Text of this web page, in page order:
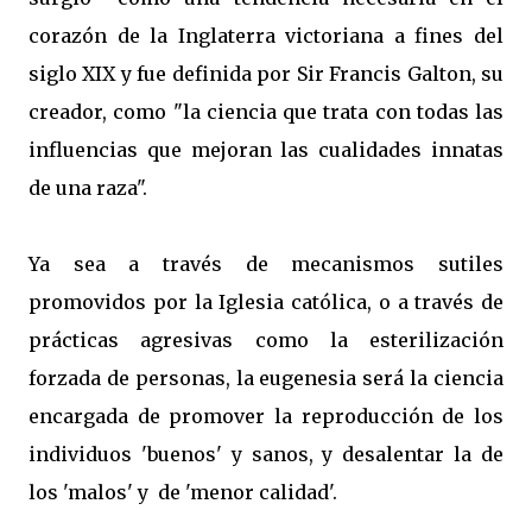
corazón de la Inglaterra victoriana a fines del
siglo XIX y fue definida por Sir Francis Galton, su
creador, como "la ciencia que trata con todas las
influencias que mejoran las cualidades innatas
de una raza".
Ya sea a través de mecanismos sutiles
promovidos por la Iglesia católica, o a través de
prácticas agresivas como la esterilización
forzada de personas, la eugenesia será la ciencia
encargada de promover la reproducción de los
individuos 'buenos' y sanos, y desalentar la de
los 'malos' y de 'menor calidad'.